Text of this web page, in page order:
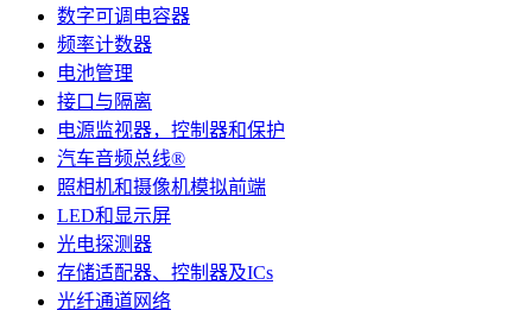
数字可调电容器
频率计数器
电池管理
接口与隔离
电源监视器，控制器和保护
汽车音频总线®
照相机和摄像机模拟前端
LED和显示屏
光电探测器
存储适配器、控制器及ICs
光纤通道网络